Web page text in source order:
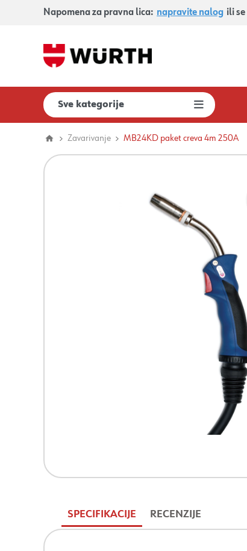
Napomena za pravna lica: napravite nalog ili se
Sve kategorije
Zavarivanje MB24KD paket creva 4m 250A
SPECIFIKACIJE RECENZIJE